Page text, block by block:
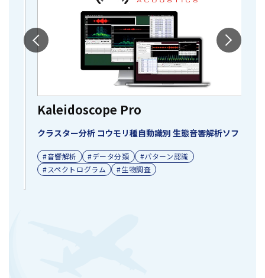
Kaleidoscope Pro
クラスター分析 コウモリ種自動識別 生態音響解析ソフト
#音響解析 #データ分類
#パターン認識
#スペクトログラム
#生物調査